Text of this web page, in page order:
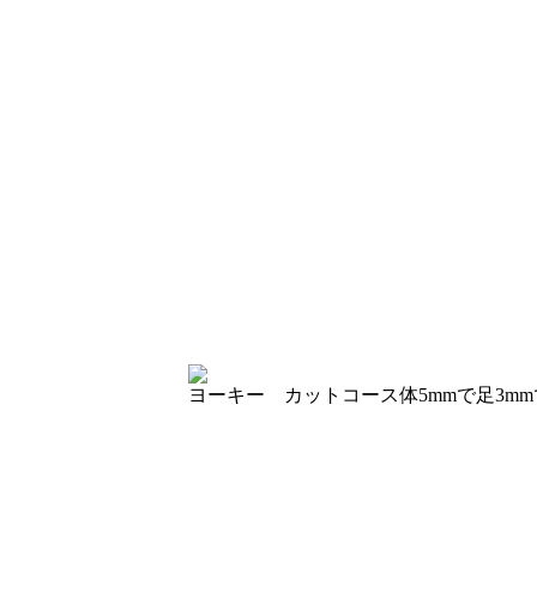
ヨーキー カットコース体5mmで足